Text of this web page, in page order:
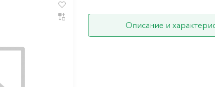
Описание и